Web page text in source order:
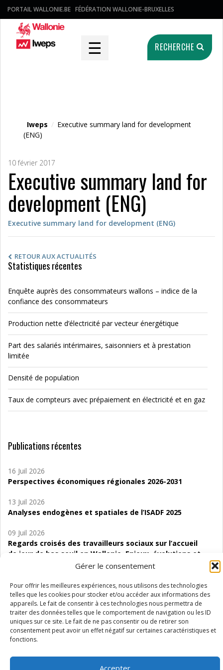
Gérer le consentement
Pour offrir les meilleures expériences, nous utilisons des technologies
telles que les cookies pour stocker et/ou accéder aux informations des
appareils. Le fait de consentir à ces technologies nous permettra de
traiter des données telles que le comportement de navigation ou les ID
uniques sur ce site. Le fait de ne pas consentir ou de retirer son
consentement peut avoir un effet négatif sur certaines caractéristiques et
fonctions.
Accepter
PORTAIL WALLONIE.BE FÉDÉRATION WALLONIE-BRUXELLES
☰ RECHERCHE
Iweps / Executive summary land for development
(ENG)
10 février 2017
Executive summary land for
development (ENG)
Executive summary land for development (ENG)
RETOUR AUX ACTUALITÉS
Statistiques récentes
Enquête auprès des consommateurs wallons – indice de la
confiance des consommateurs
Production nette d’électricité par vecteur énergétique
Part des salariés intérimaires, saisonniers et à prestation
limitée
Densité de population
Taux de compteurs avec prépaiement en électricité et en gaz
Publications récentes
16 Juil 2026
Perspectives économiques régionales 2026-2031
13 Juil 2026
Analyses endogènes et spatiales de l’ISADF 2025
09 Juil 2026
Regards croisés des travailleurs sociaux sur l’accueil
de jour de bas seuil en Wallonie. Enjeux, évolutions et
06 Juil 2026
Étude d’évaluabilité des Structures
d’accompagnement à l’autocréation d’emploi (SAACE)
01 Juil 2026
Pénurie du personnel infirmier :quels indicateurs
Wallonie ?